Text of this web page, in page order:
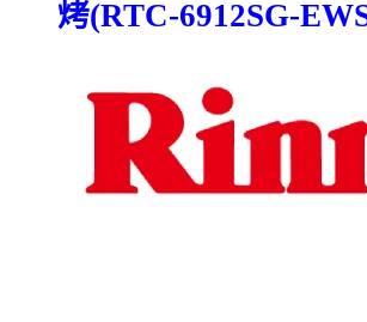
烤(RTC-6912SG-